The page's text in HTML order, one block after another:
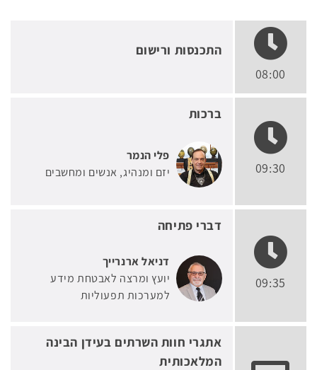
08:00
התכנסות ורישום
09:30
ברכות
פלי הנמר
יזם ומנהיג אנשים ומחשבים
09:35
דברי פתיחה
דניאל ארנרייך
יועץ ומרצה לאבטחת מידע
למערכות תפעוליות
אתגרי חוות השרתים בעידן הבינה
המלאכותית